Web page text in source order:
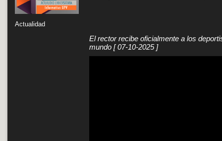
Actualidad
El rector recibe oficialmente a los
mundo [ 07-10-2025 ]